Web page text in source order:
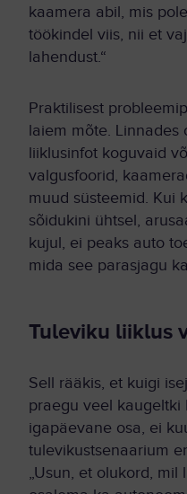
kaamera abil, mis
töökindel viis, nii et
lahendust.“
Praktilisest
laiem mõte. Linnades
liiklusinfot koguvaid
valgusfoorid,
muud süsteemid. Kui
sõidukini ühtsel,
kujul, ei peaks auto
mida see parasjagu
Tuleviku liiklus
Sell rääkis, et kuigi
praegu veel kaugeltki
igapäevane osa, ei
tulevikustsenaarium
„Usun, et olukord, mil